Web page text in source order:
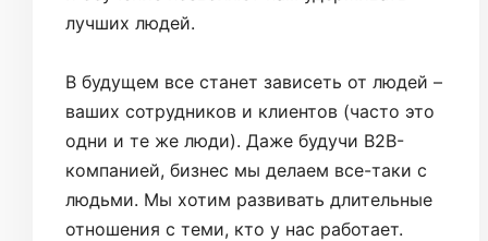
лучших людей.
В будущем все станет зависеть от людей –
ваших сотрудников и клиентов (часто это
одни и те же люди). Даже будучи B2B-
компанией, бизнес мы делаем все-таки с
людьми. Мы хотим развивать длительные
отношения с теми, кто у нас работает.